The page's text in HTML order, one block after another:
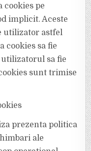
cookies pe
implicit. Aceste
utilizator astfel
cookies sa fie
utilizatorul sa fie
sunt trimise
prezenta politica
ale